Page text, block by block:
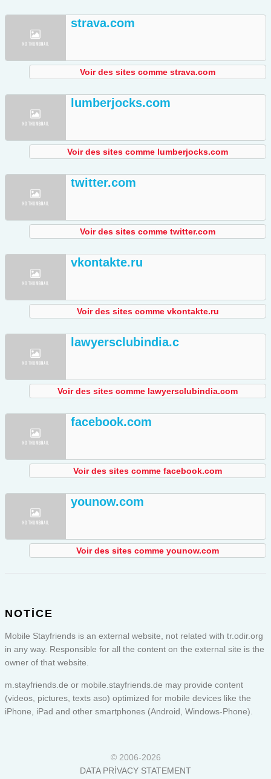
strava.com
Voir des sites comme strava.com
lumberjocks.com
Voir des sites comme lumberjocks.com
twitter.com
Voir des sites comme twitter.com
vkontakte.ru
Voir des sites comme vkontakte.ru
lawyersclubindia.c
Voir des sites comme lawyersclubindia.com
facebook.com
Voir des sites comme facebook.com
younow.com
Voir des sites comme younow.com
NOTICE
Mobile Stayfriends is an external website, not related with tr.odir.org
in any way. Responsible for all the content on the external site is the
owner of that website.
m.stayfriends.de or mobile.stayfriends.de may provide content
(videos, pictures, texts aso) optimized for mobile devices like the
iPhone, iPad and other smartphones (Android, Windows-Phone).
© 2006-2026
DATA PRIVACY STATEMENT